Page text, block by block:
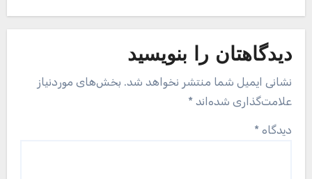
دیدگاهتان را بنویسید
نشانی ایمیل شما منتشر نخواهد شد. بخش‌های موردنیاز
علامت‌گذاری شده‌اند *
دیدگاه *